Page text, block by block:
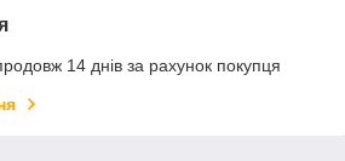
14 днів за рахунок покупця